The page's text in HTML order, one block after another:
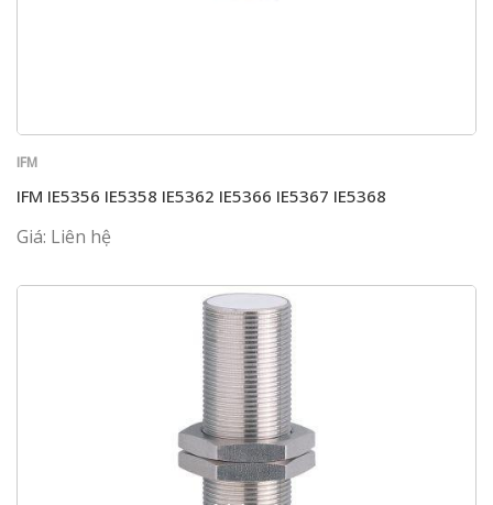
IFM
IFM IE5356 IE5358 IE5362 IE5366 IE5367 IE5368
Giá: Liên hệ